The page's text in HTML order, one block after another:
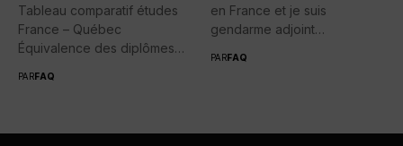
Tableau comparatif études
France – Québec
Équivalence des diplômes
PARFAQ
en France et je suis
gendarme adjoint
PARFAQ